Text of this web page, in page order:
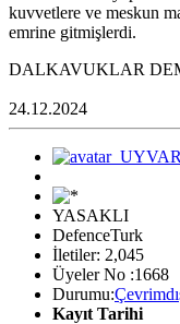
kuvvetlere ve meskun
emrine gitmişlerdi.
DALKAVUKLAR
24.12.2024
YASAKLI
DefenceTurk
İletiler: 2,045
Üyeler No :1668
Durumu:
Kayıt Tarihi